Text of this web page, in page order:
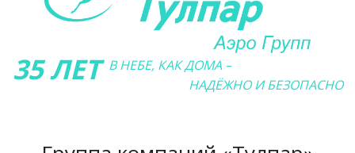
35 ЛЕТ В НЕБЕ, КАК ДОМА –
НАДЁЖНО И БЕЗОПАСНО